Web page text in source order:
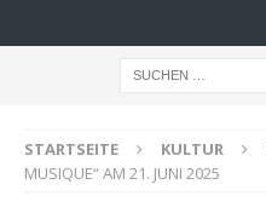
STARTSEITE KULTUR
MUSIQUE“ AM 21. JUNI 2025